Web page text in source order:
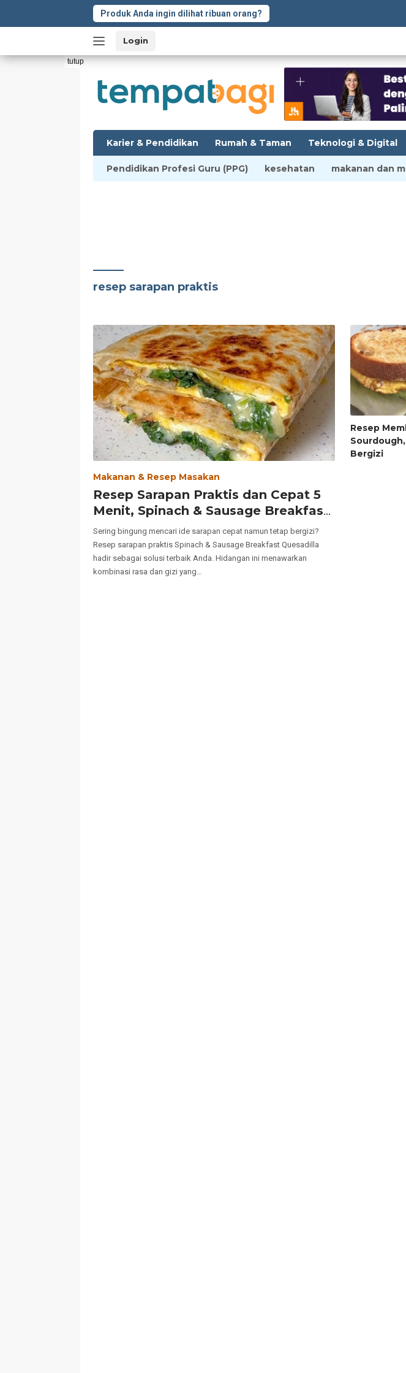
Produk Anda ingin dilihat ribuan orang?
Login
tutup
Karier & Pendidikan Rumah & Taman Teknologi & Digital
Pendidikan Profesi Guru (PPG) kesehatan makanan dan
resep sarapan praktis
Makanan & Resep Masakan
Resep Sarapan Praktis dan Cepat 5
Menit, Spinach & Sausage Breakfast
Quesadilla
Sering bingung mencari ide sarapan cepat namun tetap bergizi?
Resep sarapan praktis Spinach & Sausage Breakfast Quesadilla
hadir sebagai solusi terbaik Anda. Hidangan ini menawarkan
kombinasi rasa dan gizi yang…
Resep
Bergizi